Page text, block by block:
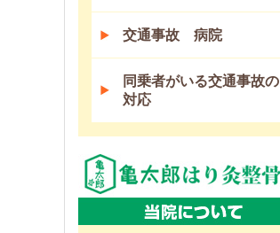
交通事故 病院
同乗者がいる交通事故の
対応